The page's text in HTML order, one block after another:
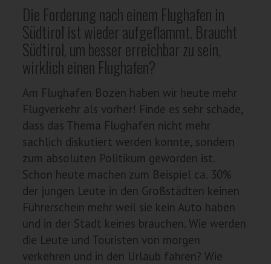
Die Forderung nach einem Flughafen in
Südtirol ist wieder aufgeflammt. Braucht
Südtirol, um besser erreichbar zu sein,
wirklich einen Flughafen?
Am Flughafen Bozen haben wir heute mehr
Flugverkehr als vorher! Finde es sehr schade,
dass das Thema Flughafen nicht mehr
sachlich diskutiert werden konnte, sondern
zum absoluten Politikum geworden ist.
Schon heute machen zum Beispiel ca. 30%
der jungen Leute in den Großstädten keinen
Führerschein mehr weil sie kein Auto haben
und in der Stadt keines brauchen. Wie werden
die Leute und Touristen von morgen
verkehren und in den Urlaub fahren? Wie